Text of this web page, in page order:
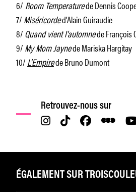
6/ Room Temperaturede Dennis
7/Miséricorded’Alain Guiraudie
8/Quand vient l’automnede François
9/My Mom Jaynede Mariska Hargitay
10/L’Empirede Bruno Dumont
Retrouvez-nous sur
ÉGALEMENT SUR